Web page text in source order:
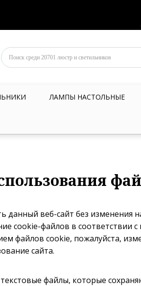
ЛАМПЫ НАСТОЛЬНЫЕ
данный веб-сайт без изменения
cookie-файлов в соответствии
файлов cookie, пожалуйста,
сайта.
файлы, которые